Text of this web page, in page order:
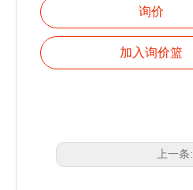
询价
加入询价篮
上一条: